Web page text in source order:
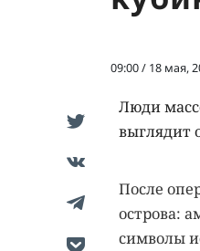
09:00 / 18 мая,
Люди
выглядит
После
острова:
символы